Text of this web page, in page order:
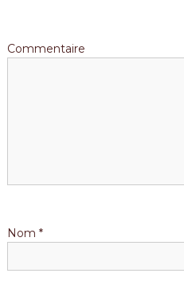
a
l
e
Commentaire
Nom *